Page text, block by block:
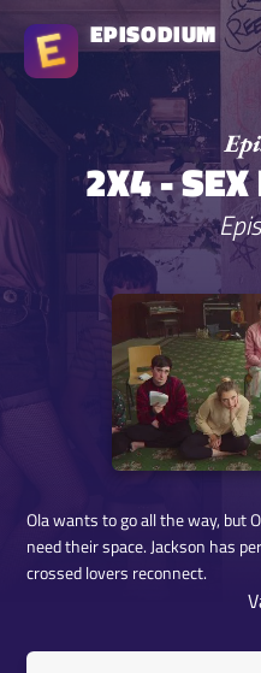
EPISODIUM
2X4 - SEX
Ola wants to go all the way, but
need their space. Jackson has
crossed lovers reconnect.